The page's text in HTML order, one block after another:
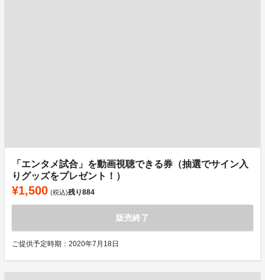
「エンタメ試合」を動画視聴できる券（抽選でサイン入
りグッズをプレゼント！）
¥1,500 (税込)残り884
販売終了
ご提供予定時期：2020年7月18日